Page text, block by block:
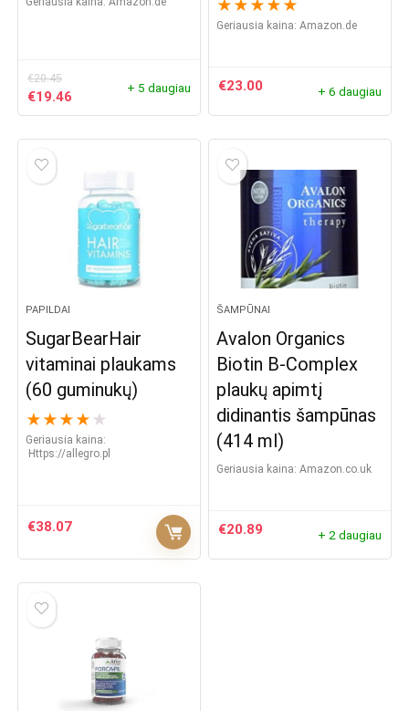
€20.45
Original
price
€19.46
price
+ 5 daugiau
★ ★ ★ ★ ★
Geriausia kaina: amazon.de
€23.00 + 6 daugiau
PAPILDAI
SugarBearHair
vitaminai plaukams
(60 guminukų)
★ ★ ★ ★ ★
Geriausia kaina:
https://allegro.pl
€38.07
ŠAMPŪNAI
Avalon Organics
Biotin B-Complex
plaukų apimtį
didinantis šampūnas
(414 ml)
Geriausia kaina: Amazon.co.uk
€20.89 + 2 daugiau